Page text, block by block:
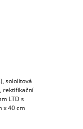
sololitová
rektifikační
LTD s
x 40 cm